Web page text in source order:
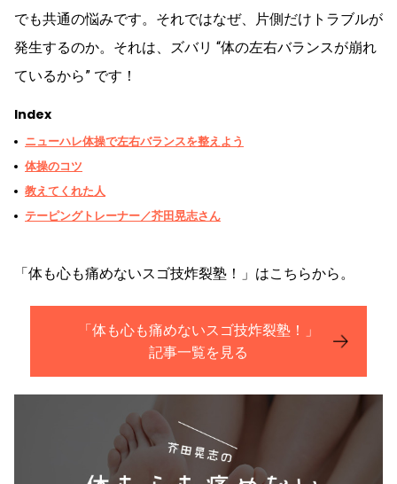
でも共通の悩みです。それではなぜ、片側だけトラブルが
発生するのか。それは、ズバリ “体の左右バランスが崩れ
ているから” です！
Index
ニューハレ体操で左右バランスを整えよう
体操のコツ
教えてくれた人
テーピングトレーナー／芥田晃志さん
「体も心も痛めないスゴ技炸裂塾！」はこちらから。
「体も心も痛めないスゴ技炸裂塾！」
記事一覧を見る